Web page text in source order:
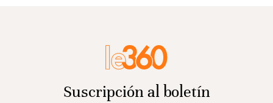
Suscripción al boletín